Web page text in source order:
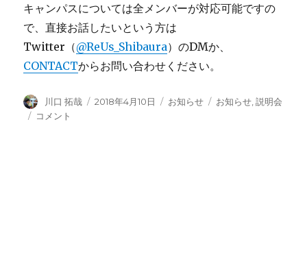
キャンパスについては全メンバーが対応可能ですの
で、直接お話したいという方は
Twitter（@ReUs_Shibaura）のDMか、
CONTACTからお問い合わせください。
投
稿
川口 拓哉
投
2018年4月10日
カ
お知らせ
タ
お知らせ ,説明会
ReUs
コメント